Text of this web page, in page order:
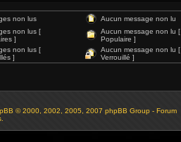
non lus Aucun message non lu
non lus [
]
Aucun message non lu [
Populaire ]
non lus [
]
Aucun message non lu [
Verrouillé ]
© 2000, 2002, 2005, 2007 phpBB Group - Forum